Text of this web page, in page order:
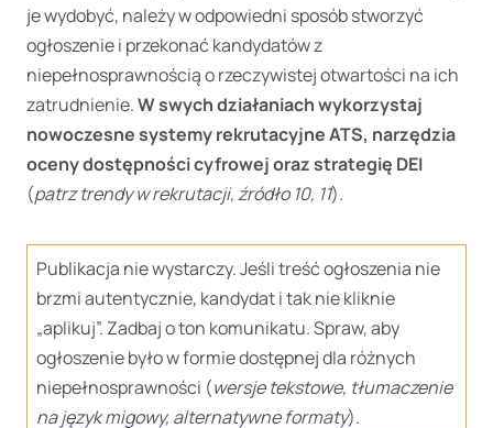
je wydobyć, należy w odpowiedni sposób stworzyć
ogłoszenie i przekonać kandydatów z
niepełnosprawnością o rzeczywistej otwartości na ich
zatrudnienie.W swych działaniach wykorzystaj
nowoczesne systemy rekrutacyjne ATS, narzędzia
oceny dostępności cyfrowej oraz strategię DEI
(patrz trendy w rekrutacji, źródło 10, 11).
Publikacja nie wystarczy. Jeśli treść ogłoszenia nie
brzmi autentycznie, kandydat i tak nie kliknie
„aplikuj”. Zadbaj o ton komunikatu. Spraw, aby
ogłoszenie było w formie dostępnej dla różnych
niepełnosprawności (wersje tekstowe, tłumaczenie
na język migowy, alternatywne formaty).